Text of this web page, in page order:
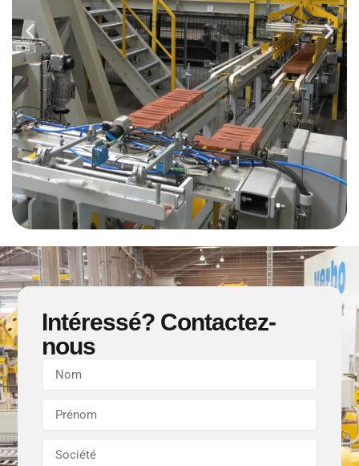
Intéressé? Contactez-
nous